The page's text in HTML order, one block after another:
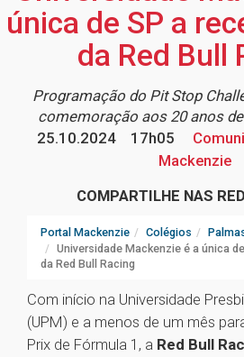
única de SP a
da Red Bull
Programação do Pit Stop
comemoração aos 20 anos
25.10.2024
17h05
Mackenzie
COMPARTILHE NAS
Portal Mackenzie Colégios
Universidade Mackenzie é a única
da Red Bull Racing
Com início na Universidade
(UPM) e a menos de um mês
Prix de Fórmula 1, a Red Bull